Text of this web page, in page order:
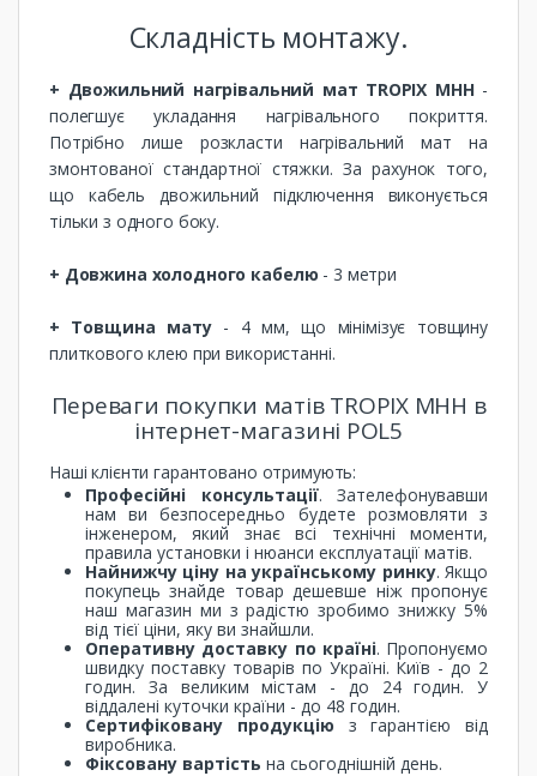
Складність монтажу.
+ Двожильний нагрівальний мат TROPIX МНН-
полегшує укладання нагрівального покриття.
Потрібно лише розкласти нагрівальний мат на
змонтованої стандартної стяжки. За рахунок того,
що кабель двожильний підключення виконується
тільки з одного боку.
+ Довжина холодного кабелю - 3 метри
+ Товщина мату- 4 мм, що мінімізує товщину
плиткового клею при використанні.
Переваги покупки матів TROPIX МНН в
інтернет-магазині POL5
Наші клієнти гарантовано отримують:
Професійні консультації. Зателефонувавши
нам ви безпосередньо будете розмовляти з
інженером, який знає всі технічні моменти,
правила установки і нюанси експлуатації матів.
Найнижчу ціну на українському ринку. Якщо
покупець знайде товар дешевше ніж пропонує
наш магазин ми з радістю зробимо знижку 5%
від тієї ціни, яку ви знайшли.
Оперативну доставку по країні. Пропонуємо
швидку поставку товарів по Україні. Київ - до 2
годин. За великим містам - до 24 годин. У
віддалені куточки країни - до 48 годин.
Сертифіковану продукцію з гарантією від
виробника.
Фіксовану вартість на сьогоднішній день.